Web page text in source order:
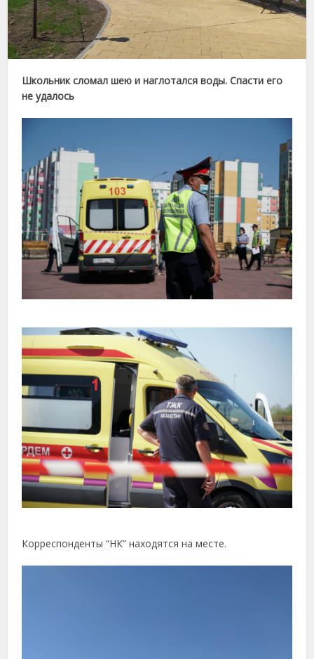
Школьник сломал шею и наглотался воды. Спасти его
не удалось
Корреспонденты “НК” находятся на месте.